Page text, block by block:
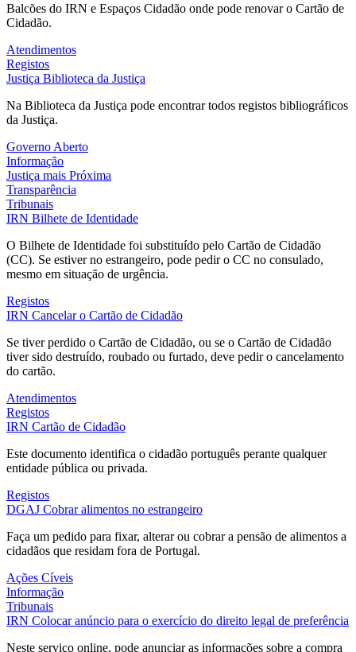
Balcões do IRN e Espaços Cidadão onde pode renovar o Cartão de
Cidadão.
Atendimentos
Registos
Justiça Biblioteca da Justiça
Na Biblioteca da Justiça pode encontrar todos registos bibliográficos
da Justiça.
Governo Aberto
Informação
Justiça mais Próxima
Transparência
Tribunais
IRN Bilhete de Identidade
O Bilhete de Identidade foi substituído pelo Cartão de Cidadão
(CC). Se estiver no estrangeiro, pode pedir o CC no consulado,
mesmo em situação de urgência.
Registos
IRN Cancelar o Cartão de Cidadão
Se tiver perdido o Cartão de Cidadão, ou se o Cartão de Cidadão
tiver sido destruído, roubado ou furtado, deve pedir o cancelamento
do cartão.
Atendimentos
Registos
IRN Cartão de Cidadão
Este documento identifica o cidadão português perante qualquer
entidade pública ou privada.
Registos
DGAJ Cobrar alimentos no estrangeiro
Faça um pedido para fixar, alterar ou cobrar a pensão de alimentos a
cidadãos que residam fora de Portugal.
Ações Cíveis
Informação
Tribunais
IRN Colocar anúncio para o exercício do direito legal de preferência
Neste serviço online, pode anunciar as informações sobre a compra